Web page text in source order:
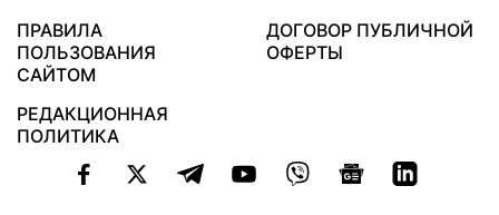
ПРАВИЛА
ПОЛЬЗОВАНИЯ
САЙТОМ
ДОГОВОР ПУБЛИЧНОЙ
ОФЕРТЫ
РЕДАКЦИОННАЯ
ПОЛИТИКА